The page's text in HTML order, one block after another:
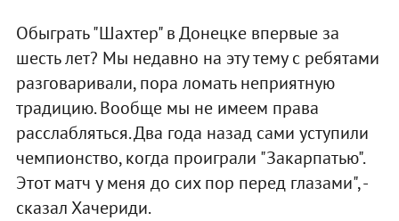
Обыграть "Шахтер" в Донецке впервые за
шесть лет? Мы недавно на эту тему с ребятами
разговаривали, пора ломать неприятную
традицию. Вообще мы не имеем права
расслабляться. Два года назад сами уступили
чемпионство, когда проиграли "Закарпатью".
Этот матч у меня до сих пор перед глазами", -
сказал Хачериди.